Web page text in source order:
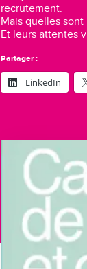
recrutement.
Mais quelles
Et leurs attentes
Partager :
LinkedIn